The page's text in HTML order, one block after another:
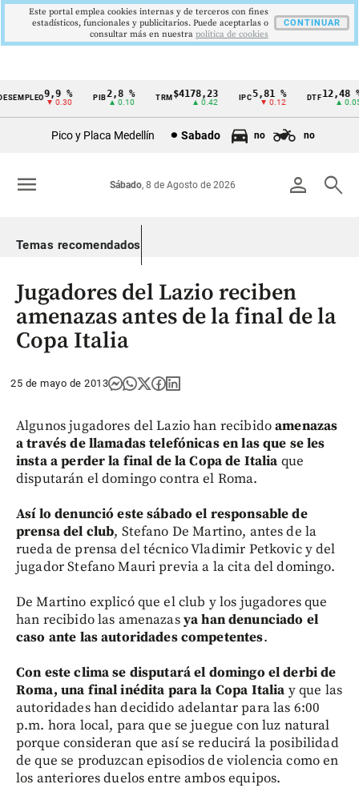
Cintillo
Colombia
9,9 %
▼ 0.30
PIB2,8 %
▲ 0.10
TRM$4178,23
▲ 0.42
IPC5,81 %
▼ 0.12
DTF12,48 %
▲ 0.05
Pico y Placa Medellín Sabado no no
person search
Sábado, 8 de Agosto de 2026
menu
Temas recomendados
Jugadores del Lazio reciben
amenazas antes de la final de la
Copa Italia
25 de mayo de 2013
Algunos jugadores del Lazio han recibidoamenazas
a través de llamadas telefónicas en las que se les
insta a perder la final de la Copa de Italia que
disputarán el domingo contra el Roma.
Así lo denunció este sábado el responsable de
prensa del club, Stefano De Martino, antes de la
rueda de prensa del técnico Vladimir Petkovic y del
jugador Stefano Mauri previa a la cita del domingo.
De Martino explicó que el club y los jugadores que
han recibido las amenazasya han denunciado el
caso ante las autoridades competentes.
Con este clima se disputará el domingo el derbi de
Roma, una final inédita para la Copa Italia y que las
autoridades han decidido adelantar para las 6:00
p.m. hora local, para que se juegue con luz natural
porque consideran que así se reducirá la posibilidad
de que se produzcan episodios de violencia como en
los anteriores duelos entre ambos equipos.
Este portal emplea cookies internas y de terceros con fines
estadísticos, funcionales y publicitarios. Puede aceptarlas o
consultar más en nuestra politica de cookies
CONTINUAR